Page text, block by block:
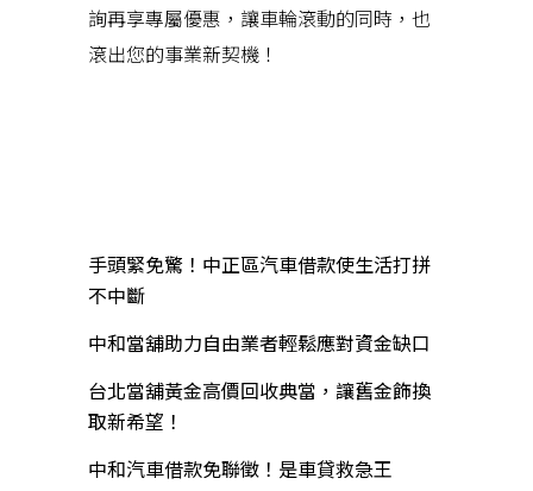
詢再享專屬優惠，讓車輪滾動的同時，也
滾出您的事業新契機！
手頭緊免驚！中正區汽車借款使生活打拼
不中斷
中和當舖助力自由業者輕鬆應對資金缺口
台北當舖黃金高價回收典當，讓舊金飾換
取新希望！
中和汽車借款免聯徵！是車貸救急王